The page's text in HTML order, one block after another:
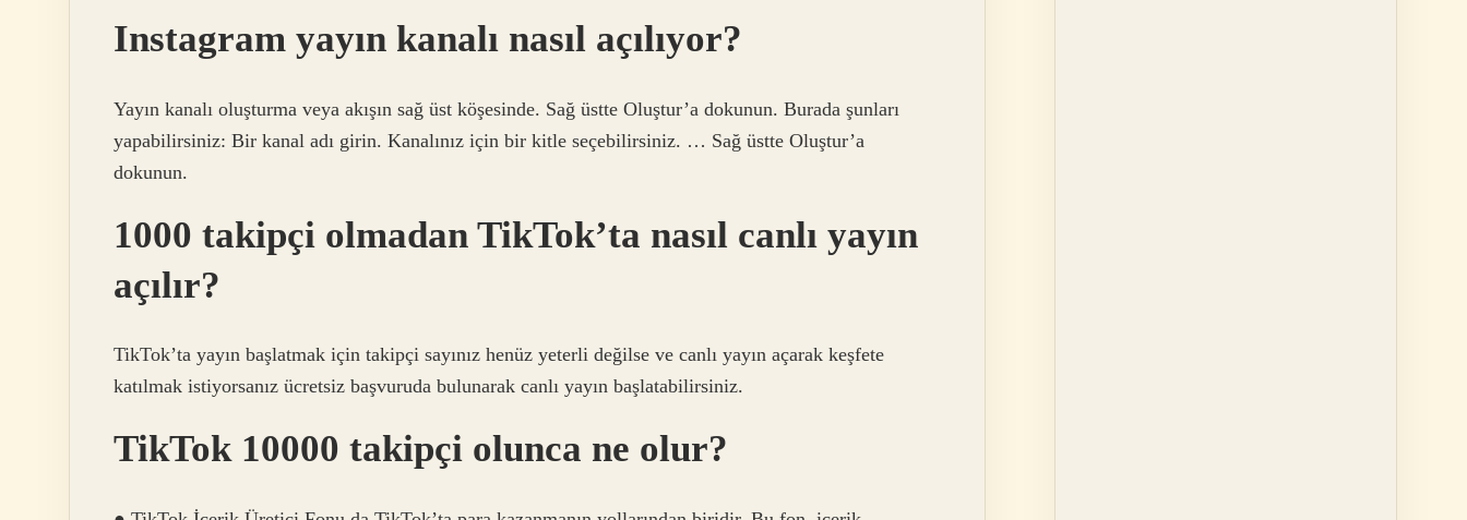
Instagram yayın kanalı nasıl açılıyor?
Yayın kanalı oluşturma veya akışın sağ üst köşesinde. Sağ üstte Oluştur’a dokunun. Burada şunları
yapabilirsiniz: Bir kanal adı girin. Kanalınız için bir kitle seçebilirsiniz. … Sağ üstte Oluştur’a
dokunun.
1000 takipçi olmadan TikTok’ta nasıl canlı yayın
açılır?
TikTok’ta yayın başlatmak için takipçi sayınız henüz yeterli değilse ve canlı yayın açarak keşfete
katılmak istiyorsanız ücretsiz başvuruda bulunarak canlı yayın başlatabilirsiniz.
TikTok 10000 takipçi olunca ne olur?